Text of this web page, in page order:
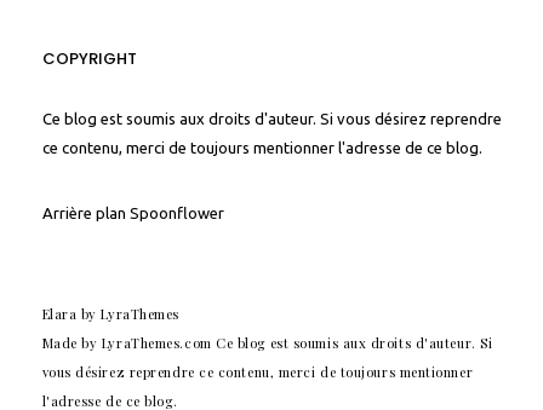
COPYRIGHT
Ce blog est soumis aux droits d'auteur. Si vous désirez reprendre
ce contenu, merci de toujours mentionner l'adresse de ce blog.
Arrière plan Spoonflower
Elara by LyraThemes
Made by LyraThemes.com Ce blog est soumis aux droits d'auteur. Si
vous désirez reprendre ce contenu, merci de toujours mentionner
l'adresse de ce blog.